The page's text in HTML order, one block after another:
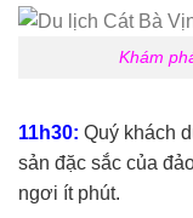
Khám
11h30: Quý khách
sản đặc sắc của
ngơi ít phút.